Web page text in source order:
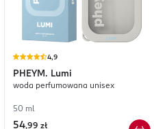
4,9
PHEYM. Lumi
woda perfumowana unisex
50 ml
54,99 zł